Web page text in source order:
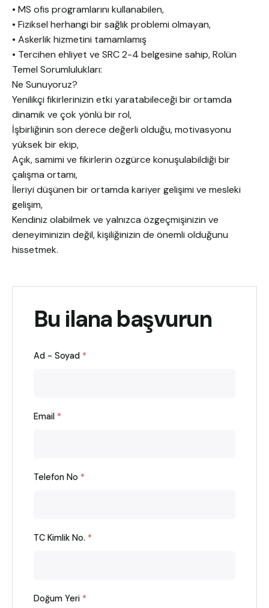
• MS ofis programlarını kullanabilen,
• Fiziksel herhangi bir sağlık problemi olmayan,
• Askerlik hizmetini tamamlamış
• Tercihen ehliyet ve SRC 2-4 belgesine sahip, Rolün
Temel Sorumlulukları:
Ne Sunuyoruz?
Yenilikçi fikirlerinizin etki yaratabileceği bir ortamda
dinamik ve çok yönlü bir rol,
İşbirliğinin son derece değerli olduğu, motivasyonu
yüksek bir ekip,
Açık, samimi ve fikirlerin özgürce konuşulabildiği bir
çalışma ortamı,
İleriyi düşünen bir ortamda kariyer gelişimi ve mesleki
gelişim,
Kendiniz olabilmek ve yalnızca özgeçmişinizin ve
deneyiminizin değil, kişiliğinizin de önemli olduğunu
hissetmek.
Bu ilana başvurun
Ad - Soyad *
Email *
Telefon No *
TC Kimlik No. *
Doğum Yeri *